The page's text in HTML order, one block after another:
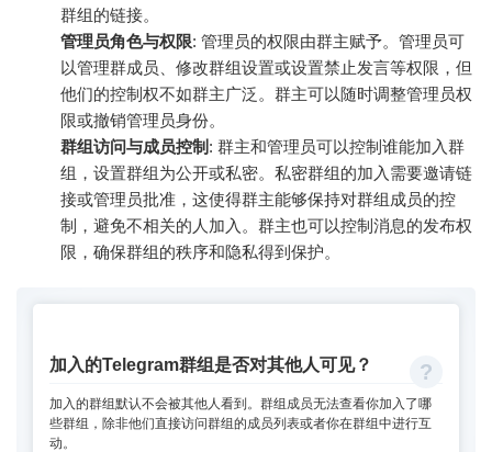
群组的链接。
管理员角色与权限: 管理员的权限由群主赋予。管理员可
以管理群成员、修改群组设置或设置禁止发言等权限，但
他们的控制权不如群主广泛。群主可以随时调整管理员权
限或撤销管理员身份。
群组访问与成员控制 : 群主和管理员可以控制谁能加入群
组，设置群组为公开或私密。私密群组的加入需要邀请链
接或管理员批准，这使得群主能够保持对群组成员的控
制，避免不相关的人加入。群主也可以控制消息的发布权
限，确保群组的秩序和隐私得到保护。
加入的Telegram群组是否对其他人可见？
加入的群组默认不会被其他人看到。群组成员无法查看你加入了哪
些群组，除非他们直接访问群组的成员列表或者你在群组中进行互
动。